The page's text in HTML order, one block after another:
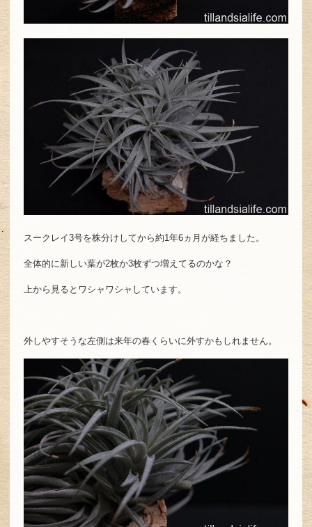
スークレイ3号を株分けしてから約1年6ヵ月が経ちました。
全体的に新しい葉が2枚か3枚ずつ増えてるのかな？
上から見るとワシャワシャしています。
外しやすそうな左側は来年の春くらいに外すかもしれません。